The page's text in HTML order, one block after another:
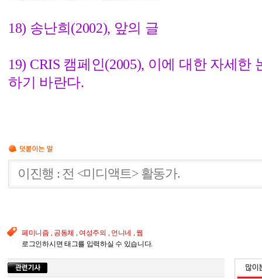
18) 송난희(2002), 앞의 글
19) CRIS 캠페인(2005), 이에 대한 자세한
하기 바란다.
이진행 : 전 <미디액트> 활동가.
페미니즘 , 공동체 , 여성주의 , 언니네 , 웹
로그인하시면 태그를 입력하실 수 있습니다.